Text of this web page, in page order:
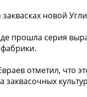
новой
прошла серия
отметил, что